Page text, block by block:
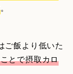
。
ご飯より低いた
とで摂取カロ